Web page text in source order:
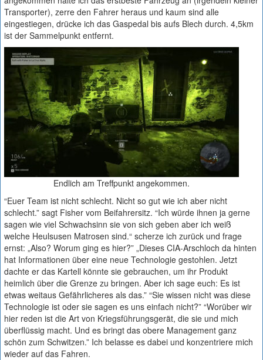
Transporter), zerre den Fahrer heraus und kaum sind alle
eingestiegen, drücke ich das Gaspedal bis aufs Blech durch. 4,5km
ist der Sammelpunkt entfernt.
Endlich am Treffpunkt angekommen.
“Euer Team ist nicht schlecht. Nicht so gut wie ich aber nicht
schlecht.” sagt Fisher vom Beifahrersitz. “Ich würde ihnen ja gerne
sagen wie viel Schwachsinn sie von sich geben aber ich weiß
welche Heulsusen Matrosen sind.“ scherze ich zurück und frage
ernst: „Also? Worum ging es hier?” „Dieses CIA-Arschloch da hinten
hat Informationen über eine neue Technologie gestohlen. Jetzt
dachte er das Kartell könnte sie gebrauchen, um ihr Produkt
heimlich über die Grenze zu bringen. Aber ich sage euch: Es ist
etwas weitaus Gefährlicheres als das.” “Sie wissen nicht was diese
Technologie ist oder sie sagen es uns einfach nicht?” “Worüber wir
hier reden ist die Art von Kriegsführungsgerät, die sie und mich
überflüssig macht. Und es bringt das obere Management ganz
schön zum Schwitzen.” Ich belasse es dabei und konzentriere mich
wieder auf das Fahren.